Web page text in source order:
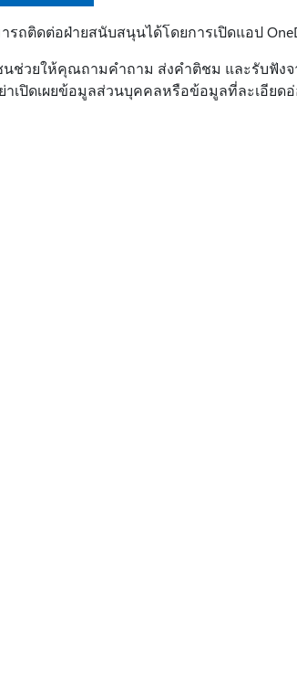
ถติดต่อฝ่ายสนับสนุนได้โดยการเปิดแอป
ช่วยให้คุณถามคําถาม ส่งคําติชม และรับฟัง
าเปิดเผยข้อมูลส่วนบุคคลหรือข้อมูลที่ละเอียด